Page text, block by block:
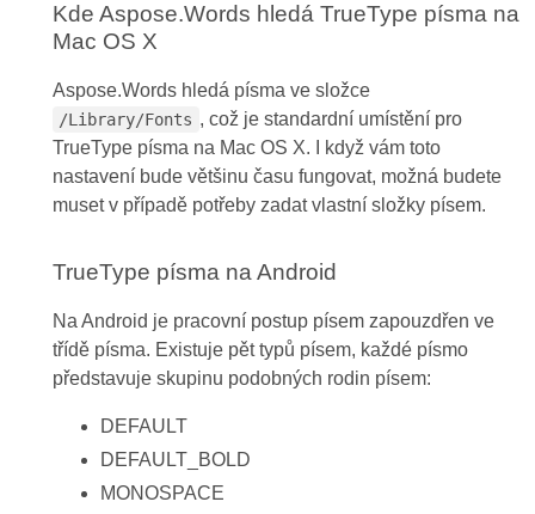
Kde Aspose.Words hledá TrueType písma na
Mac OS X
Aspose.Words hledá písma ve složce
/Library/Fonts , což je standardní umístění pro
TrueType písma na Mac OS X. I když vám toto
nastavení bude většinu času fungovat, možná budete
muset v případě potřeby zadat vlastní složky písem.
TrueType písma na Android
Na Android je pracovní postup písem zapouzdřen ve
třídě písma. Existuje pět typů písem, každé písmo
představuje skupinu podobných rodin písem:
DEFAULT
DEFAULT_BOLD
MONOSPACE